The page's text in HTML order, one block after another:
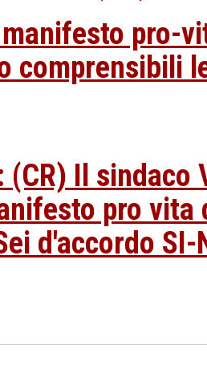
pro-
comprensibili
(CR) Il sindaco
pro vita
d'accordo SI-